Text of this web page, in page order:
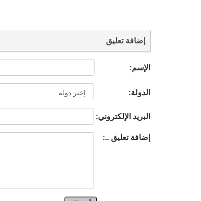
إضافة تعليق
الإسم:
الدولة:
البريد الإلكتروني:
إضافة تعليق ..: